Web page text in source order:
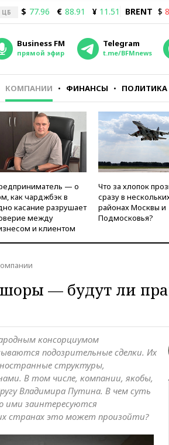
ЦБ $ 77.96 € 88.91 ¥ 11.51 BRENT $
Business FM
прямой эфир
Telegram
t.me/BFMnews
КОМПАНИИ ФИНАНСЫ ПОЛИТИКА
— о
как чарджбэк в
касание разрушает
между
и клиентом
Что за хлопок
сразу в
районах Москвы и
Подмосковья?
— будут ли
консорциумом
подозрительные сделки. Их
структуры,
В том числе, компании, якобы,
Владимира Путина. В чем суть
ими заинтересуются
странах это может произойти?